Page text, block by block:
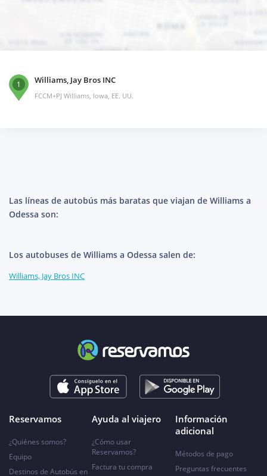
1 Williams, Jay Bros INC
FCCM+PJ Williams, Iowa, EE. UU.
Las líneas de autobús más baratas que viajan de Williams a
Odessa son:
Los autobuses de Williams a Odessa salen de:
Williams, Jay Bros INC
Reservamos
¿Quiénes somos?
Equipo
Destinos de Autobús en
Ayuda al viajero
¿Cómo usar
Reservamos?
Factura tu compra
Información
adicional
Métodos de pago
Preguntas frecuentes